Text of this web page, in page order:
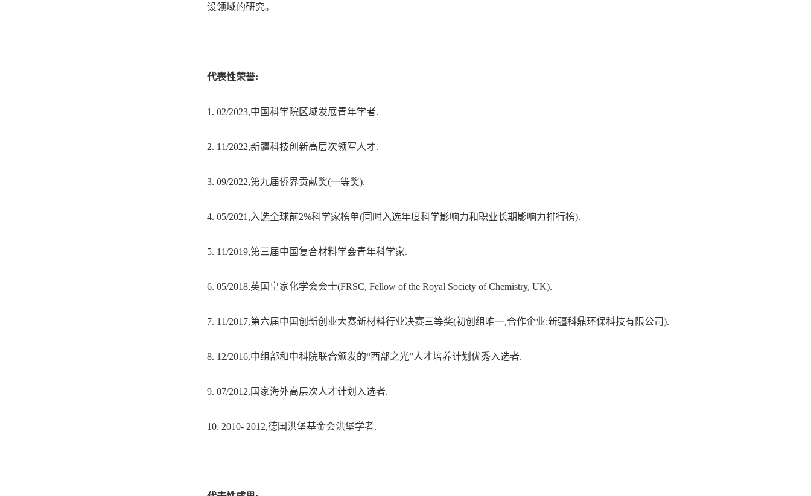
设领域的研究。
代表性荣誉:
1.02/2023,中国科学院区域发展青年学者.
2. 11/2022,新疆科技创新高层次领军人才.
3.09/2022,第九届侨界贡献奖(一等奖).
4.05/2021,入选全球前2%科学家榜单(同时入选年度科学影响力和职业长期影响力排行榜).
5. 11/2019,第三届中国复合材料学会青年科学家.
6.05/2018,英国皇家化学会会士(FRSC, Fellow of the Royal Society of Chemistry, UK).
7. 11/2017,第六届中国创新创业大赛新材料行业决赛三等奖(初创组唯一,合作企业:新疆科鼎环保科技有限公司).
8. 12/2016,中组部和中科院联合颁发的“西部之光”人才培养计划优秀入选者.
9.07/2012,国家海外高层次人才计划入选者.
10. 2010- 2012,德国洪堡基金会洪堡学者.